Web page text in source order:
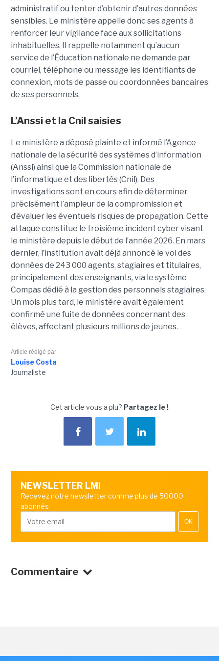
administratif ou tenter d’obtenir d’autres données
sensibles. Le ministère appelle donc ses agents à
renforcer leur vigilance face aux sollicitations
inhabituelles. Il rappelle notamment qu’aucun
service de l’Éducation nationale ne demande par
courriel, téléphone ou message les identifiants de
connexion, mots de passe ou coordonnées bancaires
de ses personnels.
L’Anssi et la Cnil saisies
Le ministère a déposé plainte et informé l’Agence
nationale de la sécurité des systèmes d’information
(Anssi) ainsi que la Commission nationale de
l’informatique et des libertés (Cnil). Des
investigations sont en cours afin de déterminer
précisément l’ampleur de la compromission et
d’évaluer les éventuels risques de propagation. Cette
attaque constitue le troisième incident cyber visant
le ministère depuis le début de l’année 2026. En mars
dernier, l’institution avait déjà annoncé le vol des
données de 243 000 agents, stagiaires et titulaires,
principalement des enseignants, via le système
Compas dédié à la gestion des personnels stagiaires.
Un mois plus tard, le ministère avait également
confirmé une fuite de données concernant des
élèves, affectant plusieurs millions de jeunes.
Article rédigé par
Louise Costa
Journaliste
Cet article vous a plu? Partagez le !
NEWSLETTER LMI
Recevez notre newsletter comme plus de 50000
abonnés
OK
Commentaire